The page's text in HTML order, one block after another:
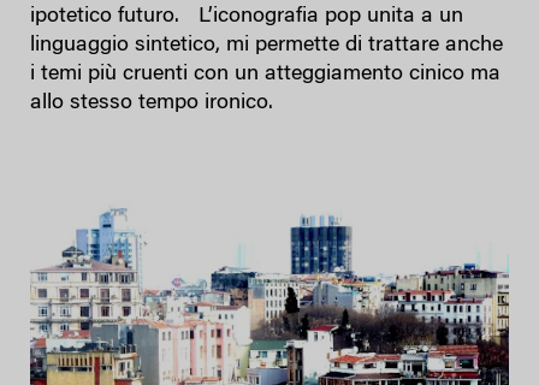
ipotetico futuro. L’iconografia pop unita a un
linguaggio sintetico, mi permette di trattare anche
i temi più cruenti con un atteggiamento cinico ma
allo stesso tempo ironico.